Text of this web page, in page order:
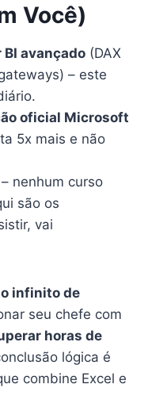
Você)
BI avançado (DAX
– este
oficial Microsoft
5x mais e não
– nenhum curso
são os
vai
infinito de
seu chefe com
horas de
lógica é
combine Excel e